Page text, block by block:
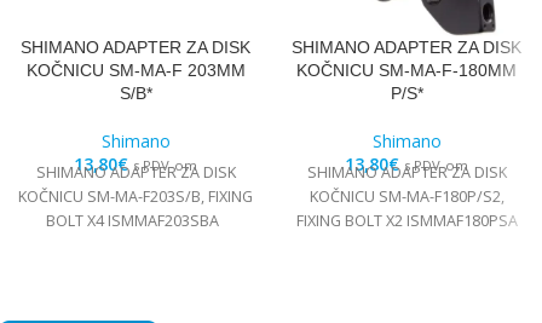
SHIMANO ADAPTER ZA DISK
KOČNICU SM-MA-F 203MM
S/B*
Shimano
13,80€ s PDV-om
SHIMANO ADAPTER ZA DISK
KOČNICU SM-MA-F203S/B, FIXING
BOLT X4 ISMMAF203SBA
SHIMANO ADAPTER ZA DISK
KOČNICU SM-MA-F-180MM
P/S*
Shimano
13,80€ s PDV-om
SHIMANO ADAPTER ZA DISK
KOČNICU SM-MA-F180P/S2,
FIXING BOLT X2 ISMMAF180PSA